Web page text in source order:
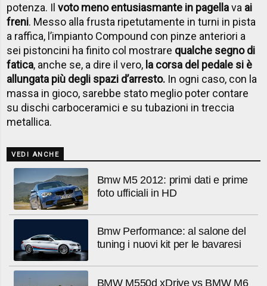
potenza. Ilvoto meno entusiasmante in pagellava ai
freni. Messo alla frusta ripetutamente in turni in pista
a raffica, l’impianto Compound con pinze anteriori a
sei pistoncini ha finito col mostrare qualche segno di
fatica, anche se, a dire il vero, la corsa del pedale si è
allungata più degli spazi d’arresto. In ogni caso, con la
massa in gioco, sarebbe stato meglio poter contare
su dischi carboceramici e su tubazioni in treccia
metallica.
VEDI ANCHE
Bmw M5 2012: primi dati e prime
foto ufficiali in HD
Bmw Performance: al salone del
tuning i nuovi kit per le bavaresi
BMW M550d xDrive vs BMW M6